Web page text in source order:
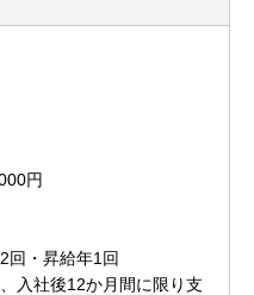
円
回・昇給年1回
入社後12か月間に限り支